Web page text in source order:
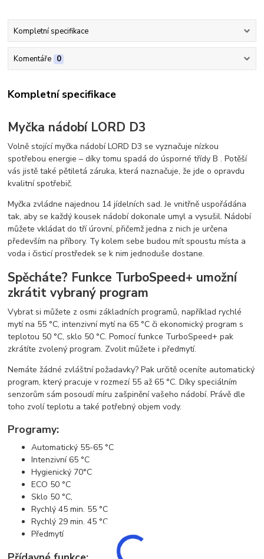
Kompletní specifikace
Komentáře 0
Kompletní specifikace
Myčka nádobí LORD D3
Volně stojící myčka nádobí LORD D3 se vyznačuje nízkou
spotřebou energie – díky tomu spadá do úsporné třídy B . Potěší
vás jistě také pětiletá záruka, která naznačuje, že jde o opravdu
kvalitní spotřebič.
Myčka zvládne najednou 14 jídelních sad. Je vnitřně uspořádána
tak, aby se každý kousek nádobí dokonale umyl a vysušil. Nádobí
můžete vkládat do tří úrovní, přičemž jedna z nich je určena
především na příbory. Ty kolem sebe budou mít spoustu místa a
voda i čisticí prostředek se k nim jednoduše dostane.
Spěcháte? Funkce TurboSpeed+ umožní
zkrátit vybraný program
Vybrat si můžete z osmi základních programů, například rychlé
mytí na 55 °C, intenzivní mytí na 65 °C či ekonomický program s
teplotou 50 °C, sklo 50 °C. Pomocí funkce TurboSpeed+ pak
zkrátíte zvolený program. Zvolit můžete i předmytí.
Nemáte žádné zvláštní požadavky? Pak určitě oceníte automatický
program, který pracuje v rozmezí 55 až 65 °C. Díky speciálním
senzorům sám posoudí míru zašpinění vašeho nádobí. Právě dle
toho zvolí teplotu a také potřebný objem vody.
Programy:
Automatický 55-65 °C
Intenzivní 65 °C
Hygienický 70°C
ECO 50 °C
Sklo 50 °C,
Rychlý 45 min. 55 °C
Rychlý 29 min. 45 °C
Předmytí